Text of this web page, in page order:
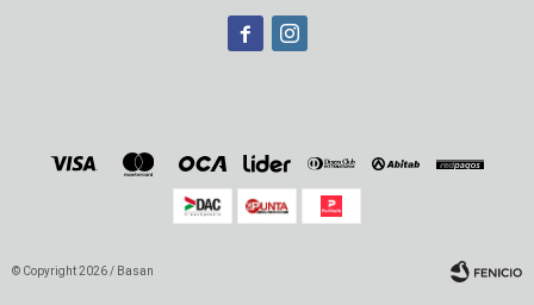
 
© Copyright 2026 / Basan